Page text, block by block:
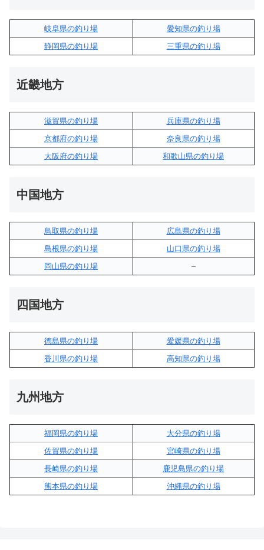
岐阜県の釣り場
愛知県の釣り場
静岡県の釣り場
三重県の釣り場
近畿地方
滋賀県の釣り場
兵庫県の釣り場
京都府の釣り場
奈良県の釣り場
大阪府の釣り場
和歌山県の釣り場
中国地方
鳥取県の釣り場
広島県の釣り場
島根県の釣り場
山口県の釣り場
岡山県の釣り場
–
四国地方
徳島県の釣り場
愛媛県の釣り場
香川県の釣り場
高知県の釣り場
九州地方
福岡県の釣り場
大分県の釣り場
佐賀県の釣り場
宮崎県の釣り場
長崎県の釣り場
鹿児島県の釣り場
熊本県の釣り場
沖縄県の釣り場